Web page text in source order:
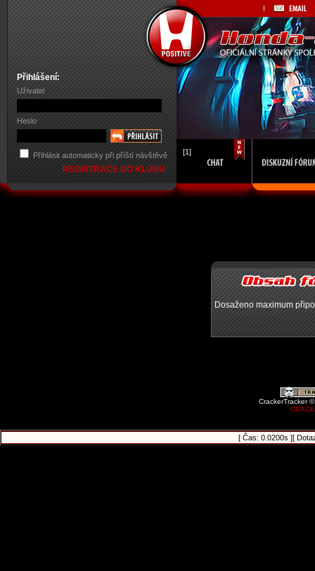
Přihlášení:
Uživatel
Heslo
Přihlásit automaticky při příští návštěvě
REGISTRACE DO KLUBU
[1]
Dosaženo maximum
CrackerTracker
[ Čas: 0.0200s ][